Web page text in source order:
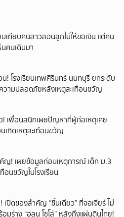
เทียบคนลาวสอนลูกไม่ให้ขอเงิน แต่คน
นคนเดินมา
น! โรงเรียนเทพศิรินทร์ นนทบุรี ยกระดับ
วามปลอดภัยหลังเหตุสะเทือนขวัญ
! เพื่อนสนิทเผยปัญหาที่ผู้ก่อเหตุเคย
กิดเหตุสะเทือนขวัญ
ญ! เผยข้อมูลก่อนเหตุการณ์ เด็ก ม.3
อนขวัญในโรงเรียน
เปิดของสำคัญ “ชิ้นเดียว” ที่จอเจียร์ ไม่
มร่าง “ฮลุน โซโล่” หลังถึงแผ่นดินไทย!